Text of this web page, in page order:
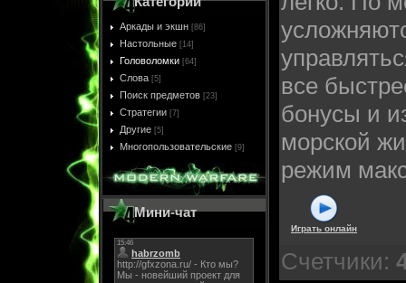
Аркады и экшн [86]
Настольные [14]
Головоломки [64]
Слова [5]
Поиск предметов [23]
Стратегии [7]
Другие [5]
Многопользовательские [9]
Мини-чат
все
бонусы и
морской
режим
Играть онлайн
Счетчики: